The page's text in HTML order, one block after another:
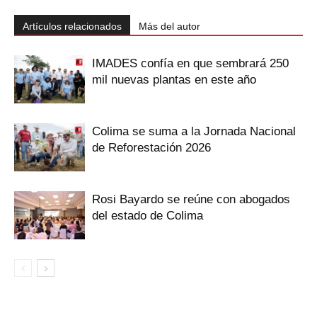
Artículos relacionados Más del autor
IMADES confía en que sembrará 250
mil nuevas plantas en este año
Colima se suma a la Jornada Nacional
de Reforestación 2026
Rosi Bayardo se reúne con abogados
del estado de Colima